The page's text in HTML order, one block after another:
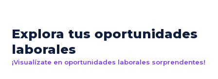
Explora tus oportunidades
laborales
¡Visualízate en oportunidades laborales sorprendentes!